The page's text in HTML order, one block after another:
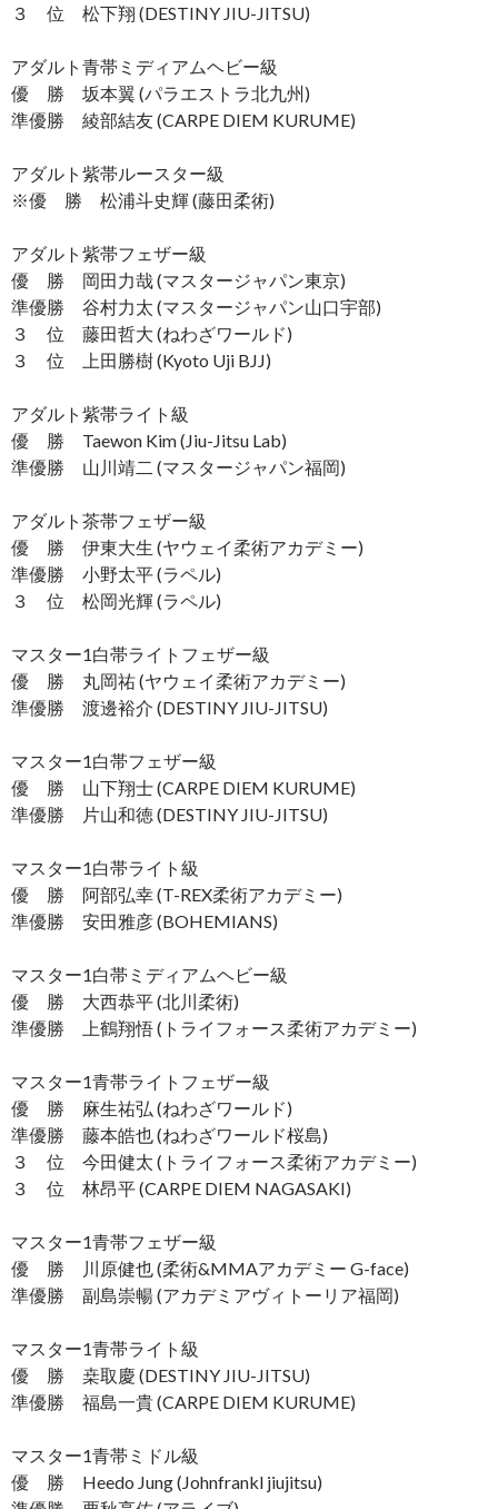
３ 位 松下翔 (DESTINY JIU-JITSU)
アダルト青帯ミディアムヘビー級
優 勝 坂本翼 (パラエストラ北九州)
準優勝 綾部結友 (CARPE DIEM KURUME)
アダルト紫帯ルースター級
※優 勝 松浦斗史輝 (藤田柔術)
アダルト紫帯フェザー級
優 勝 岡田力哉 (マスタージャパン東京)
準優勝 谷村力太 (マスタージャパン山口宇部)
３ 位 藤田哲大 (ねわざワールド)
３ 位 上田勝樹 (Kyoto Uji BJJ)
アダルト紫帯ライト級
優 勝 Taewon Kim (Jiu-Jitsu Lab)
準優勝 山川靖二 (マスタージャパン福岡)
アダルト茶帯フェザー級
優 勝 伊東大生 (ヤウェイ柔術アカデミー)
準優勝 小野太平 (ラペル)
３ 位 松岡光輝 (ラペル)
マスター1白帯ライトフェザー級
優 勝 丸岡祐 (ヤウェイ柔術アカデミー)
準優勝 渡邊裕介 (DESTINY JIU-JITSU)
マスター1白帯フェザー級
優 勝 山下翔士 (CARPE DIEM KURUME)
準優勝 片山和徳 (DESTINY JIU-JITSU)
マスター1白帯ライト級
優 勝 阿部弘幸 (T-REX柔術アカデミー)
準優勝 安田雅彦 (BOHEMIANS)
マスター1白帯ミディアムヘビー級
優 勝 大西恭平 (北川柔術)
準優勝 上鶴翔悟 (トライフォース柔術アカデミー)
マスター1青帯ライトフェザー級
優 勝 麻生祐弘 (ねわざワールド)
準優勝 藤本皓也 (ねわざワールド桜島)
３ 位 今田健太 (トライフォース柔術アカデミー)
３ 位 林昂平 (CARPE DIEM NAGASAKI)
マスター1青帯フェザー級
優 勝 川原健也 (柔術&MMAアカデミー G-face)
準優勝 副島崇暢 (アカデミアヴィトーリア福岡)
マスター1青帯ライト級
優 勝 桒取慶 (DESTINY JIU-JITSU)
準優勝 福島一貴 (CARPE DIEM KURUME)
マスター1青帯ミドル級
優 勝 Heedo Jung (Johnfrankl jiujitsu)